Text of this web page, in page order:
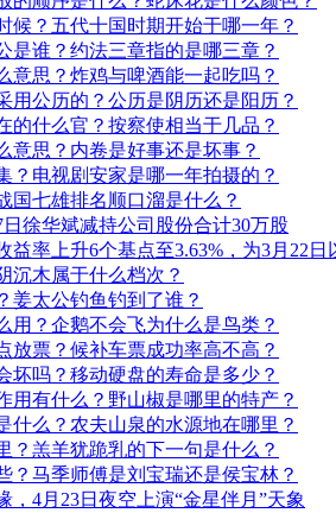
候？五代十国时期开始于哪一年？
是谁？约法三章指的是哪三章？
意思？炸鸡与啤酒能一起吃吗？
用公历的？公历是阴历还是阳历？
的什么官？按察使相当于几品？
意思？内卷是好事还是坏事？
？电视剧安家是哪一年拍摄的？
国七雄排名顺口溜是什么？
日徐华斌减持公司股份合计30万股
益率上升6个基点至3.63%，为3月22日
沉木属于什么档次？
姜太公钓鱼钓到了谁？
用？企鹅不会飞为什么是鸟类？
放票？候补车票成功率高不高？
坏吗？移动硬盘的寿命是多少？
用有什么？野山椒是哪里的特产？
什么？农夫山泉的水源地在哪里？
？羔羊犹跪乳的下一句是什么？
？马季师傅是刘宝瑞还是侯宝林？
，4月23日夜空上演“金星伴月”天象